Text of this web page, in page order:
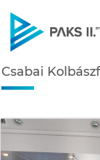
Navigáció
Csabai
Csabai